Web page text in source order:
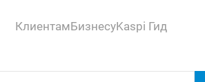
КлиентамБизнесуKaspi Гид